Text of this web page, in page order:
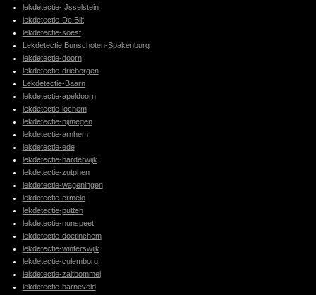
lekdetectie-IJsselstein
lekdetectie-De Bilt
lekdetectie-soest
Lekdetectie Bunschoten-Spakenburg
lekdetectie-doorn
lekdetectie-driebergen
Lekdetectie-Baarn
lekdetectie-apeldoorn
lekdetectie-lochem
lekdetectie-nijmegen
lekdetectie-arnhem
lekdetectie-ede
lekdetectie-harderwijk
lekdetectie-zutphen
lekdetectie-wageningen
lekdetectie-ermelo
lekdetectie-putten
lekdetectie-nunspeet
lekdetectie-doetinchem
lekdetectie-winterswijk
lekdetectie-culemborg
lekdetectie-zaltbommel
lekdetectie-barneveld